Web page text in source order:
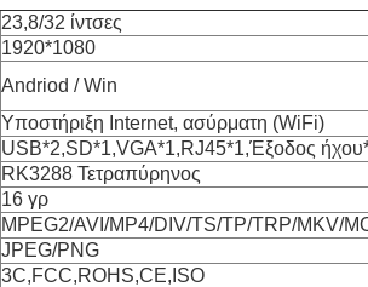
23,8/32 ίντσες
1920*1080
Andriod / Win
Υποστήριξη Internet, ασύρματη (WiFi)
USB*2,SD*1,VGA*1,RJ45*1,Έξοδος
RK3288 Τετραπύρηνος
16 γρ
MPEG2/AVI/MP4/DIV/TS/TP/TRP/MKV/
JPEG/PNG
3C,FCC,ROHS,CE,ISO